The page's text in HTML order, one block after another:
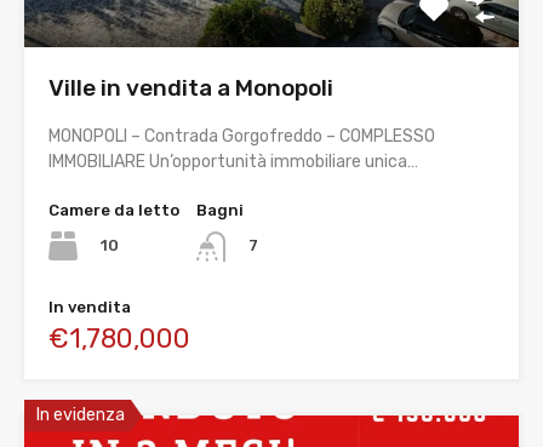
Ville in vendita a Monopoli
MONOPOLI – Contrada Gorgofreddo – COMPLESSO
IMMOBILIARE Un’opportunità immobiliare unica…
Camere da letto
10
Bagni
7
In vendita
€1,780,000
In evidenza